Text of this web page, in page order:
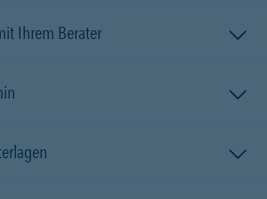
Ihrem Berater